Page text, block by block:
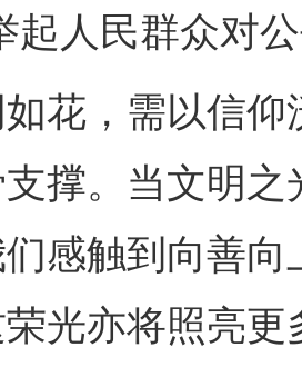
起人民群众对
，需以信仰
撑。当文明
感触到向善
光亦将照亮更